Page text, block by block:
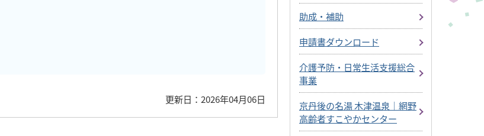
更新日：2026年04月06日
助成・補助
申請書ダウンロード
介護予防・日常生活支援総合
事業
京丹後の名湯 木津温泉｜網野
高齢者すこやかセンター